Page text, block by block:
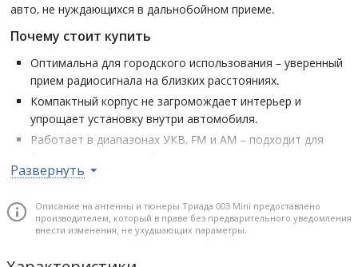
авто, не нуждающихся в дальнобойном приеме.
Почему стоит купить
Оптимальна для городского использования – уверенный
прием радиосигнала на близких расстояниях.
Компактный корпус не загромождает интерьер и
упрощает установку внутри автомобиля.
Работает в диапазонах УКВ, FM и AM – подходит для
Коэффициент усиления 20 дБ обеспечивает стабильное
застройки.
Доступная цена делает модель выгодным выбором без
Развернуть
Описание на антенны и тюнеры Триада 003 Mini предоставлено
производителем, который в праве без предварительного уведомления
внести изменения, не ухудшающих параметры.